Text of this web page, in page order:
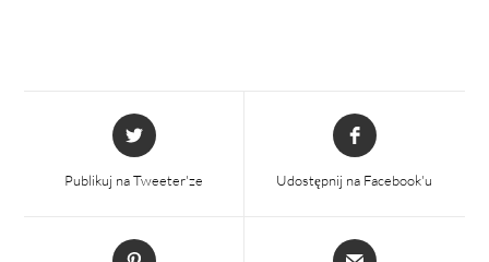
Otwiera
się
nowym
Publikuj na Tweeter'ze
Otwiera
się
nowym
Udostępnij na Facebook'u
Otwiera
Otwiera